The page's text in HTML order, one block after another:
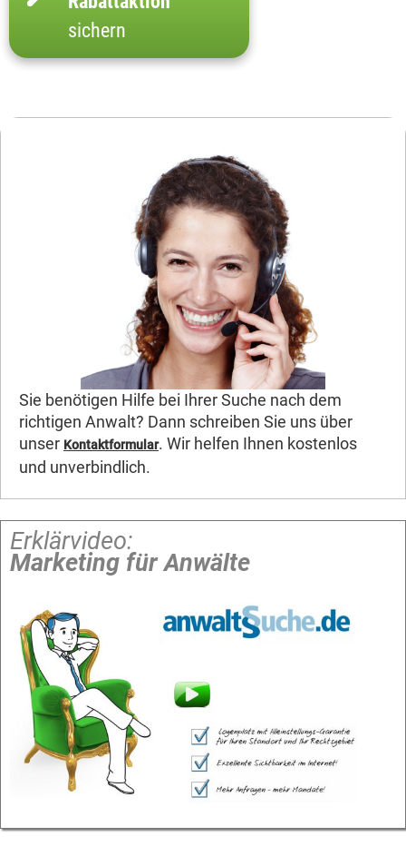
sichern
Sie benötigen Hilfe bei Ihrer Suche nach dem
richtigen Anwalt? Dann schreiben Sie uns über
unser Kontaktformular. Wir helfen Ihnen kostenlos
und unverbindlich.
Erklärvideo:
Marketing für Anwälte